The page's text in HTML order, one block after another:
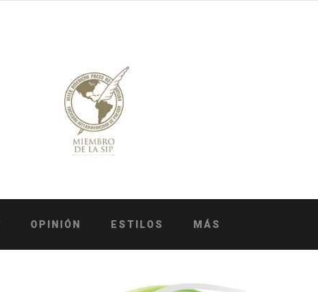
OPINIÓN ESTILOS MÁS